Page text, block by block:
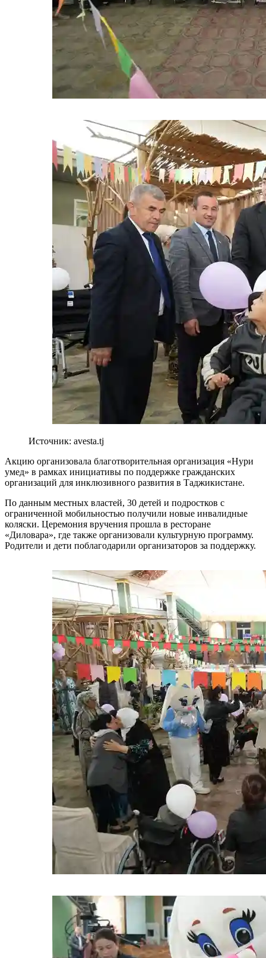
Источник: avesta.tj
Акцию организовала благотворительная организация «Нури
умед» в рамках инициативы по поддержке гражданских
организаций для инклюзивного развития в Таджикистане.
По данным местных властей, 30 детей и подростков с
ограниченной мобильностью получили новые инвалидные
коляски. Церемония вручения прошла в ресторане
«Диловара», где также организовали культурную программу.
Родители и дети поблагодарили организаторов за поддержку.